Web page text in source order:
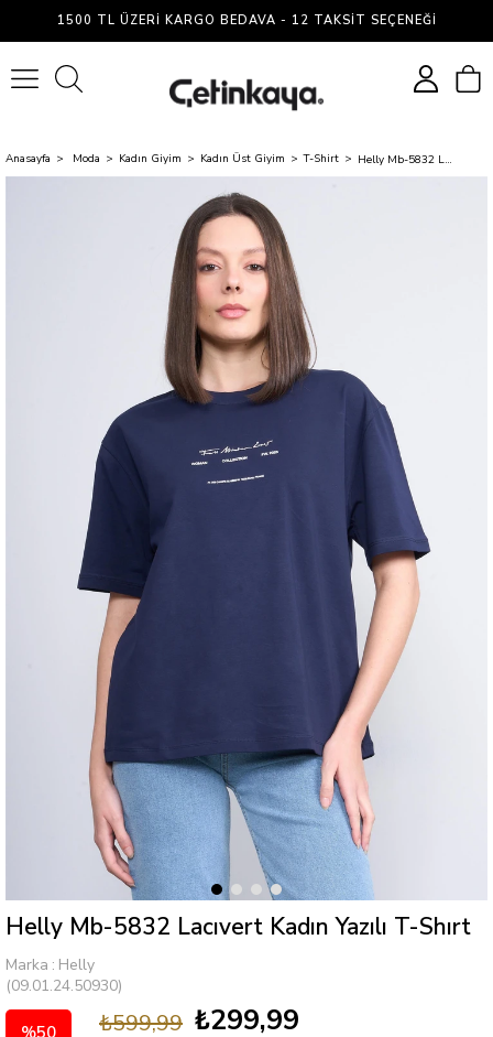
1500 TL ÜZERI KARGO BEDAVA - 12 TAKSIT SEÇENEĞI
Anasayfa Moda Kadın Giyim Kadın Üst Giyim T-Shirt Helly Mb-5832 Lacıvert Kadın Yazılı T-Shırt
Helly Mb-5832 Lacıvert Kadın Yazılı T-Shırt
Marka : Helly
(09.01.24.50930)
₺599,99 ₺299,99